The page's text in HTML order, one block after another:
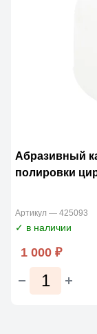
Абразивный
полировки
Артикул — 425093
✓ в наличии
1 000 ₽